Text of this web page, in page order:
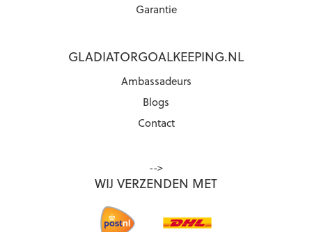
Garantie
GLADIATORGOALKEEPING.NL
Ambassadeurs
Blogs
Contact
-->
WIJ VERZENDEN MET